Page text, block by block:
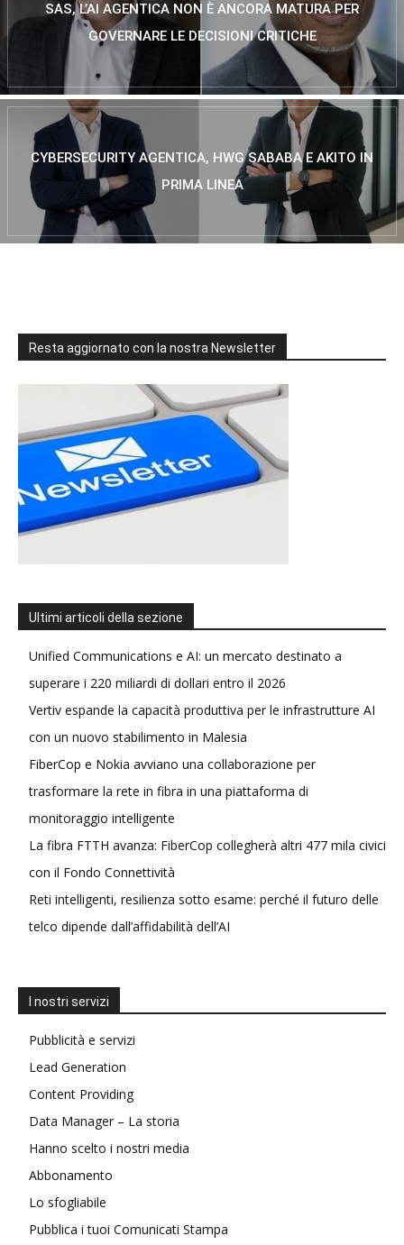
SAS, L’AI AGENTICA NON È ANCORA MATURA PER
GOVERNARE LE DECISIONI CRITICHE
CYBERSECURITY AGENTICA, HWG SABABA E AKITO IN
PRIMA LINEA
Resta aggiornato con la nostra Newsletter
Ultimi articoli della sezione
Unified Communications e AI: un mercato destinato a
superare i 220 miliardi di dollari entro il 2026
Vertiv espande la capacità produttiva per le infrastrutture AI
con un nuovo stabilimento in Malesia
FiberCop e Nokia avviano una collaborazione per
trasformare la rete in fibra in una piattaforma di
monitoraggio intelligente
La fibra FTTH avanza: FiberCop collegherà altri 477 mila civici
con il Fondo Connettività
Reti intelligenti, resilienza sotto esame: perché il futuro delle
telco dipende dall’affidabilità dell’AI
I nostri servizi
Pubblicità e servizi
Lead Generation
Content Providing
Data Manager – La storia
Hanno scelto i nostri media
Abbonamento
Lo sfogliabile
Pubblica i tuoi Comunicati Stampa